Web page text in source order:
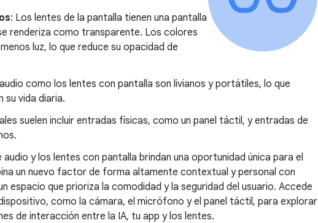
: Los lentes de la pantalla tienen una pantalla
renderiza como transparente. Los colores
luz, lo que reduce su opacidad de
como los lentes con pantalla son livianos y portátiles, lo que
su vida diaria.
suelen incluir entradas físicas, como un panel táctil, y entradas de
audio y los lentes con pantalla brindan una oportunidad única para el
un nuevo factor de forma altamente contextual y personal con
espacio que prioriza la comodidad y la seguridad del usuario. Accede
como la cámara, el micrófono y el panel táctil, para explorar
de interacción entre la IA, tu app y los lentes.